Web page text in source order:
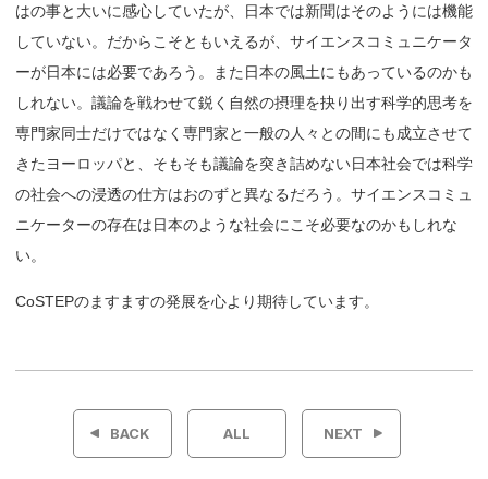
はの事と大いに感心していたが、日本では新聞はそのようには機能
していない。だからこそともいえるが、サイエンスコミュニケータ
ーが日本には必要であろう。また日本の風土にもあっているのかも
しれない。議論を戦わせて鋭く自然の摂理を抉り出す科学的思考を
専門家同士だけではなく専門家と一般の人々との間にも成立させて
きたヨーロッパと、そもそも議論を突き詰めない日本社会では科学
の社会への浸透の仕方はおのずと異なるだろう。サイエンスコミュ
ニケーターの存在は日本のような社会にこそ必要なのかもしれな
い。
CoSTEPのますますの発展を心より期待しています。
投
BACK ALL NEXT